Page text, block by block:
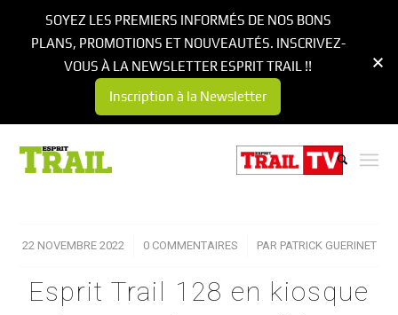
22 NOVEMBRE 2022
/ 0 COMMENTAIRES
/ PAR PATRICK GUERINET
Esprit Trail 128 en kiosque
SOYEZ LES PREMIERS INFORMÉS DE NOS BONS
PLANS, PROMOTIONS ET NOUVEAUTÉS. INSCRIVEZ-
VOUS À LA NEWSLETTER ESPRIT TRAIL !!
Inscription à la Newsletter